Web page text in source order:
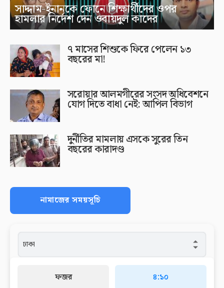
সাদ্দাম-ইনানকে ফোনে শিক্ষার্থীদের ওপর
হামলার নির্দেশ দেন ওবায়দুল কাদের
৭ মাসের শিশুকে ফিরে পেলেন ১৩
বছরের মা!
সরোয়ার আলমগীরের সংসদ অধিবেশনে
যোগ দিতে বাধা নেই: আপিল বিভাগ
দুর্নীতির মামলায় এসকে সুরের তিন
বছরের কারাদণ্ড
নামাজের সময়সূচি
ফজর
৪:১০